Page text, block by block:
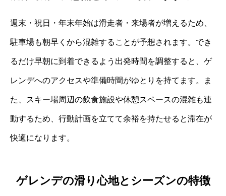
週末・祝日・年末年始は滑走者・来場者が増えるため、
駐車場も朝早くから混雑することが予想されます。でき
るだけ早朝に到着できるよう出発時間を調整すると、ゲ
レンデへのアクセスや準備時間がゆとりを持てます。ま
た、スキー場周辺の飲食施設や休憩スペースの混雑も連
動するため、行動計画を立てて余裕を持たせると滞在が
快適になります。
ゲレンデの滑り心地とシーズンの特徴